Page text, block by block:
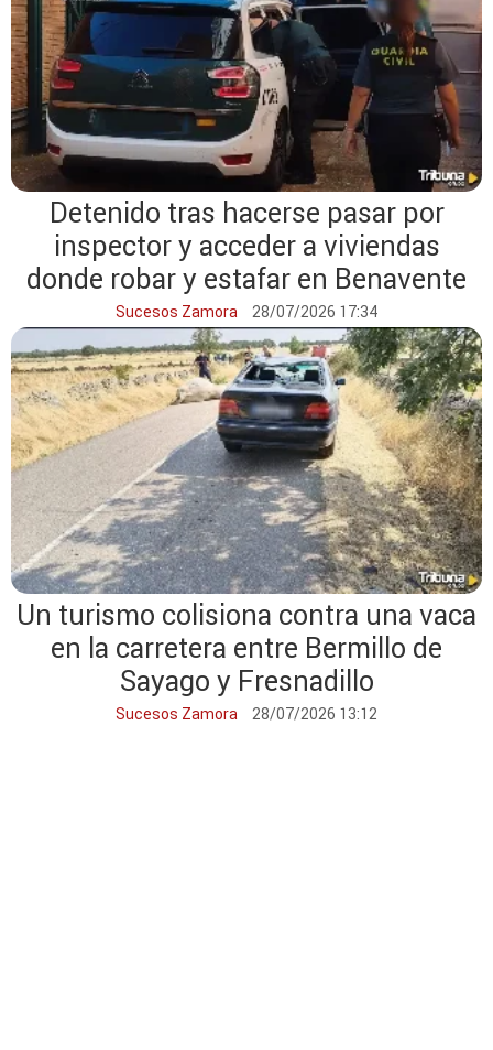
Detenido tras hacerse pasar por
inspector y acceder a viviendas
donde robar y estafar en Benavente
Sucesos Zamora 28/07/2026 17:34
Un turismo colisiona contra una vaca
en la carretera entre Bermillo de
Sayago y Fresnadillo
Sucesos Zamora 28/07/2026 13:12